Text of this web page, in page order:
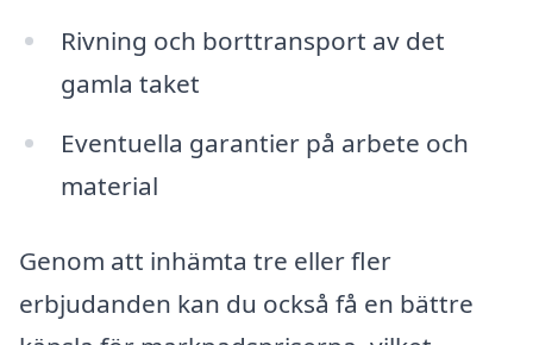
Rivning och borttransport av det
gamla taket
Eventuella garantier på arbete och
material
Genom att inhämta tre eller fler
erbjudanden kan du också få en bättre